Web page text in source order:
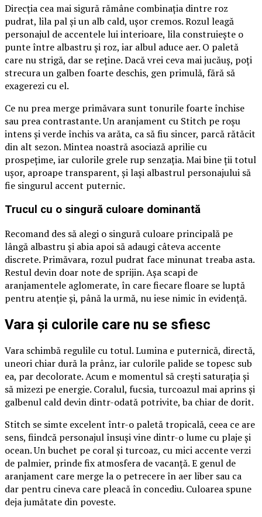
Direcția cea mai sigură rămâne combinația dintre roz
pudrat, lila pal și un alb cald, ușor cremos. Rozul leagă
personajul de accentele lui interioare, lila construiește o
punte între albastru și roz, iar albul aduce aer. O paletă
care nu strigă, dar se reține. Dacă vrei ceva mai jucăuș, poți
strecura un galben foarte deschis, gen primulă, fără să
exagerezi cu el.
Ce nu prea merge primăvara sunt tonurile foarte închise
sau prea contrastante. Un aranjament cu Stitch pe roșu
intens și verde închis va arăta, ca să fiu sincer, parcă rătăcit
din alt sezon. Mintea noastră asociază aprilie cu
prospețime, iar culorile grele rup senzația. Mai bine ții totul
ușor, aproape transparent, și lași albastrul personajului să
fie singurul accent puternic.
Trucul cu o singură culoare dominantă
Recomand des să alegi o singură culoare principală pe
lângă albastru și abia apoi să adaugi câteva accente
discrete. Primăvara, rozul pudrat face minunat treaba asta.
Restul devin doar note de sprijin. Așa scapi de
aranjamentele aglomerate, în care fiecare floare se luptă
pentru atenție și, până la urmă, nu iese nimic în evidență.
Vara și culorile care nu se sfiesc
Vara schimbă regulile cu totul. Lumina e puternică, directă,
uneori chiar dură la prânz, iar culorile palide se topesc sub
ea, par decolorate. Acum e momentul să crești saturația și
să mizezi pe energie. Coralul, fucsia, turcoazul mai aprins și
galbenul cald devin dintr-odată potrivite, ba chiar de dorit.
Stitch se simte excelent într-o paletă tropicală, ceea ce are
sens, fiindcă personajul însuși vine dintr-o lume cu plaje și
ocean. Un buchet pe coral și turcoaz, cu mici accente verzi
de palmier, prinde fix atmosfera de vacanță. E genul de
aranjament care merge la o petrecere în aer liber sau ca
dar pentru cineva care pleacă în concediu. Culoarea spune
deja jumătate din poveste.